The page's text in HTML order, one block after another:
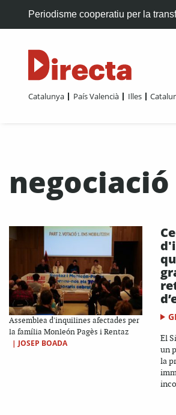
Periodisme cooperatiu per la
Catalunya País Valencià Illes
negociació
Assemblea d'inquilines afectades per
la família Monleón Pagès i Rentaz
| JOSEP BOADA
El
un
la